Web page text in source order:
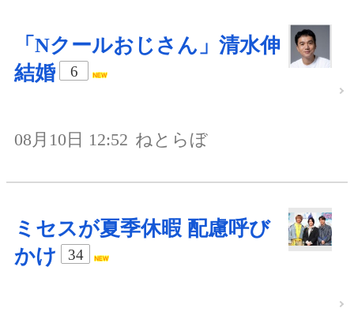
「Nクールおじさん」清水伸
結婚
6
08月10日 12:52 ねとらぼ
ミセスが夏季休暇 配慮呼び
かけ
34